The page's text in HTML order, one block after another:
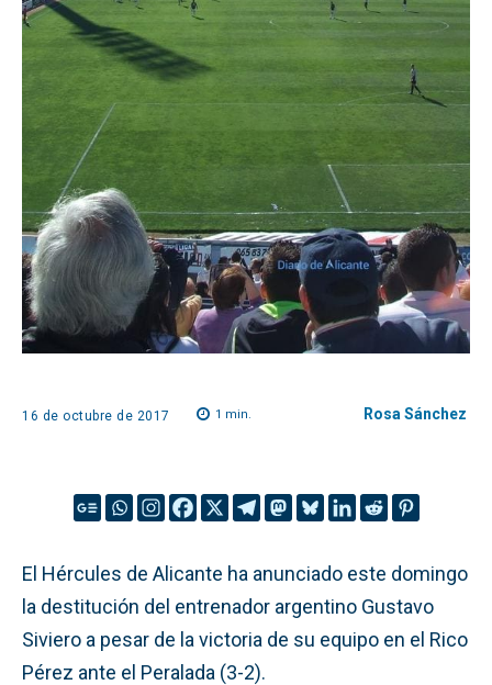
16 de octubre de 2017 1 min. Rosa Sánchez
El Hércules de Alicante ha anunciado este domingo
la destitución del entrenador argentino Gustavo
Siviero a pesar de la victoria de su equipo en el Rico
Pérez ante el Peralada (3-2).